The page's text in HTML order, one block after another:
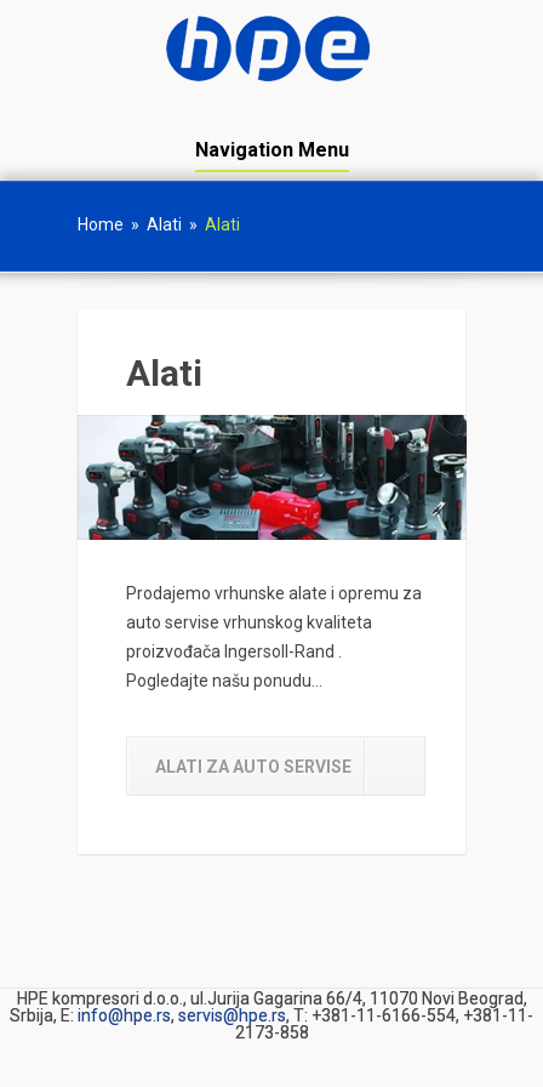
Navigation Menu
Home » Alati » Alati
Alati
Prodajemo vrhunske alate i opremu za
auto servise vrhunskog kvaliteta
proizvođača Ingersoll-Rand .
Pogledajte našu ponudu…
ALATI ZA AUTO SERVISE
HPE kompresori d.o.o., ul.Jurija Gagarina 66/4, 11070 Novi Beograd,
Srbija, E: info@hpe.rs, servis@hpe.rs, T: +381-11-6166-554, +381-11-
2173-858